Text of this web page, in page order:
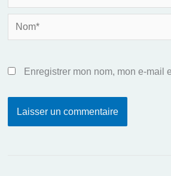
Nom*
Enregistrer mon nom, mon e-mail